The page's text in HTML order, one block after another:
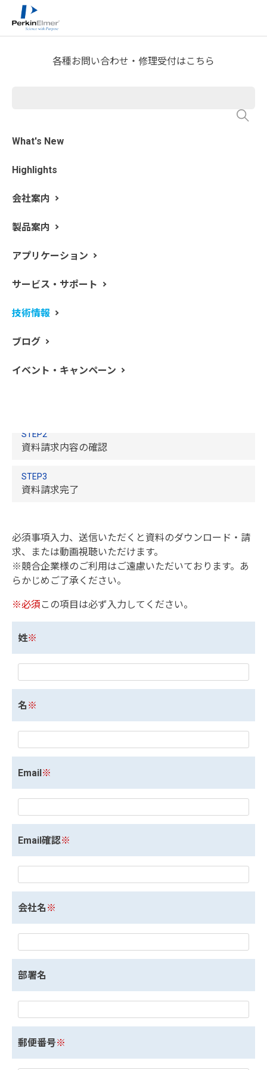
各種お問い合わせ・修理受付はこちら
What's New
Highlights
会社案内
製品案内
アプリケーション
サービス・サポート
技術情報
ブログ
イベント・キャンペーン
ホーム
S10 Autosampler for Atomic
パーキンエルマーの S10オートサンプラーは、AAS、
ICP-OES、そして ICP-MSにおいて使用することがで
き、ソフトウェアから制御します。オートサンプラー
は、標準液や試料溶液の導入を自動で行いますので、検
量線の作成からサンプル分析までを完全に自動化する分
析ワークステーションです。
STEP2
資料請求内容の確認
STEP3
資料請求完了
必須事項入力、送信いただくと資料のダウンロード・請
求、または動画視聴いただけます。
※競合企業様のご利用はご遠慮いただいております。あ
らかじめご了承ください。
※必須 この項目は必ず入力してください。
姓※
名 ※
Email※
Email確認※
会社名 ※
部署名
郵便番号※